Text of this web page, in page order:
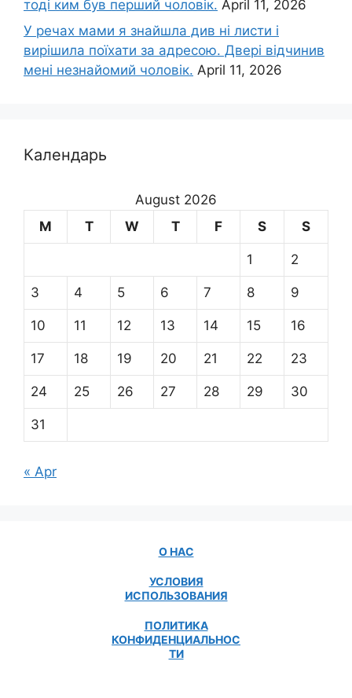
тоді ким був перший чоловік. April 11, 2026
У речах мами я знайшла див ні листи і
вирішила поїхати за адресою. Двері відчинив
мені незнайомий чоловік. April 11, 2026
Календарь
August 2026
M
T W T F S S
1 2
3 4 5 6 7 8 9
10 11 12 13 14 15 16
17 18 19 20 21 22 23
24 25 26 27 28 29 30
31
« Apr
О НАС
УСЛОВИЯ
ИСПОЛЬЗОВАНИЯ
ПОЛИТИКА
КОНФИДЕНЦИАЛЬНОС
ТИ